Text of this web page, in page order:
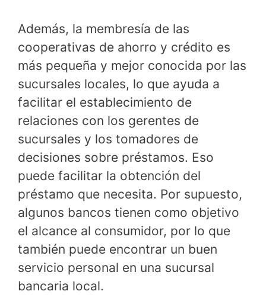
Además, la membresía de las
cooperativas de ahorro y crédito es
más pequeña y mejor conocida por las
sucursales locales, lo que ayuda a
facilitar el establecimiento de
relaciones con los gerentes de
sucursales y los tomadores de
decisiones sobre préstamos. Eso
puede facilitar la obtención del
préstamo que necesita. Por supuesto,
algunos bancos tienen como objetivo
el alcance al consumidor, por lo que
también puede encontrar un buen
servicio personal en una sucursal
bancaria local.